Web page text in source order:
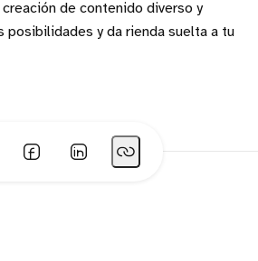
de contenido diverso y
posibilidades y da rienda suelta a tu